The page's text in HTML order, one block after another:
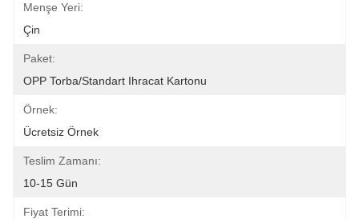
Menşe Yeri:
Çin
Paket:
OPP Torba/Standart Ihracat Kartonu
Örnek:
Ücretsiz Örnek
Teslim Zamanı:
10-15 Gün
Fiyat Terimi: